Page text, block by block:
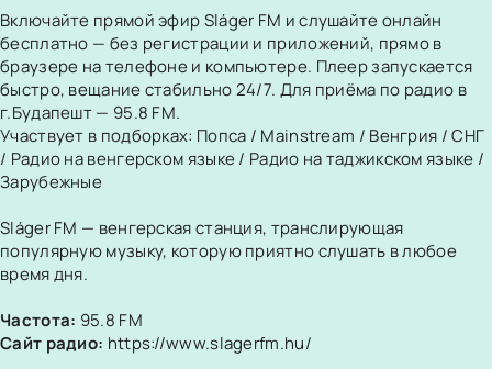
Включайте прямой эфир Sláger FM и слушайте онлайн
бесплатно — без регистрации и приложений, прямо в
браузере на телефоне и компьютере. Плеер запускается
быстро, вещание стабильно 24/7. Для приёма по радио в
г.Будапешт — 95.8 FM.
Участвует в подборках: Попса / Mainstream / Венгрия /СНГ
/ Радио на венгерском языке/ Радио на таджикском языке /
Зарубежные
Sláger FM — венгерская станция, транслирующая
популярную музыку, которую приятно слушать в любое
время дня.
Частота: 95.8 FM
Сайт радио: https://www.slagerfm.hu/